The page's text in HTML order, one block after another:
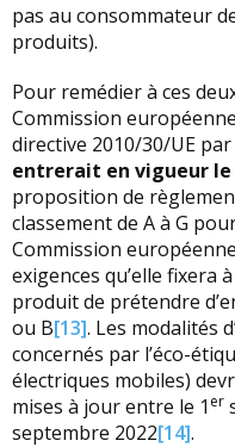
pas au consommateur
produits).
Pour remédier à ces
Commission
directive 2010/30/UE
entrerait en vigueur le
proposition de
classement de A à G
Commission
exigences qu’elle fixera
produit de prétendre
ou B[13]. Les modalités
concernés par l’éco-
électriques mobiles)
mises à jour entre le 1 er
septembre 2022[14].